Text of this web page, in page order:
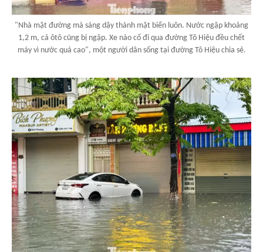
"Nhà mặt đường mà sáng dậy thành mặt biển luôn. Nước ngập khoảng
1,2 m, cả ôtô cũng bị ngập. Xe nào cố đi qua đường Tô Hiệu đều chết
máy vì nước quá cao", một người dân sống tại đường Tô Hiệu chia sẻ.